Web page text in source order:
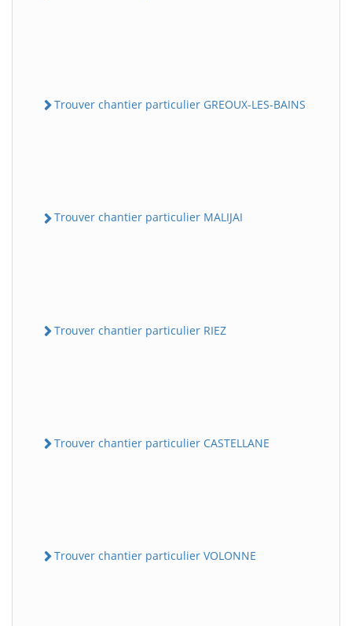
Trouver chantier particulier GREOUX-LES-BAINS
Trouver chantier particulier MALIJAI
Trouver chantier particulier RIEZ
Trouver chantier particulier CASTELLANE
Trouver chantier particulier VOLONNE